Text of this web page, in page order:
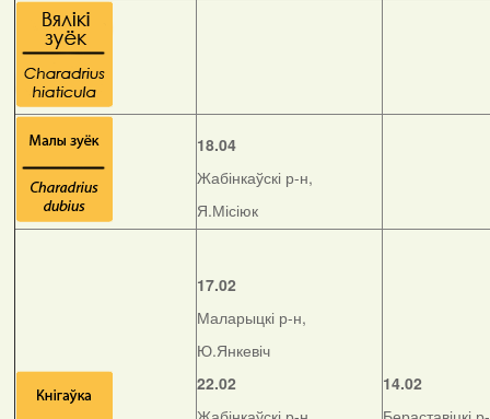
18.04
Жабінкаўскі р-н,
Я.Місіюк
17.02
Маларыцкі р-н,
Ю.Янкевіч
22.02
14.02